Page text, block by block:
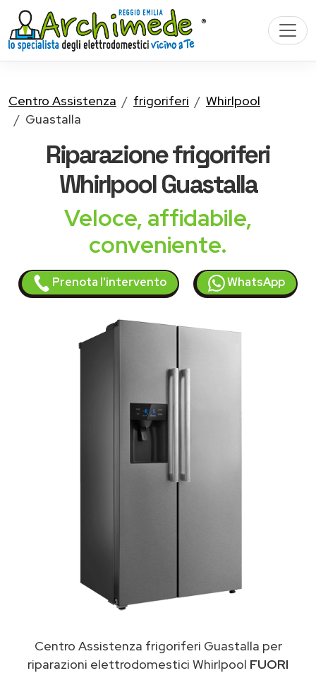
Centro Assistenza frigoriferi
Whirlpool
Guastalla
Riparazionefrigoriferi
WhirlpoolGuastalla
Veloce, affidabile,
conveniente.
Prenota l'intervento WhatsApp
Centro Assistenza frigoriferi Guastalla per
riparazioni elettrodomestici Whirlpool FUORI